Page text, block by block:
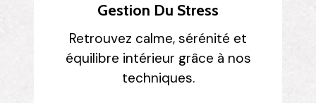
Gestion Du Stress
Retrouvez calme, sérénité et
équilibre intérieur grâce à nos
techniques.